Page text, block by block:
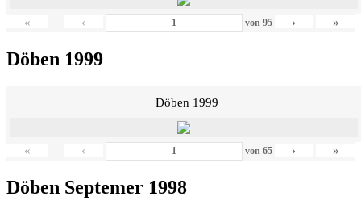
« ‹ von 95 › »
Döben 1999
Döben 1999
« ‹ von 65 › »
Döben Septemer 1998